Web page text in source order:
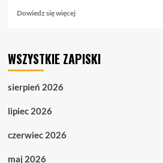
Dowiedz się więcejDowiedz
21.10.
WSZYSTKIE ZAPISKI
sierpień 2026
lipiec 2026
czerwiec 2026
maj 2026